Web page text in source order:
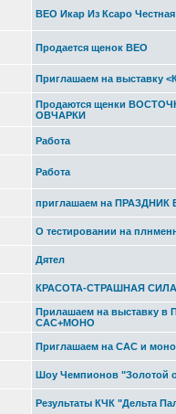
ВЕО Икар Из Ксаро
Продается щенок ВЕО
Приглашаем на выставку
Продаются щенки
ОВЧАРКИ
Работа
Работа
приглашаем на
О тестировании на
Дятел
КРАСОТА-СТРАШНАЯ
Прилашаем на выставку в
САС+МОНО
Приглашаем на САС и
Шоу Чемпионов "Золотой
Результаты КЧК "Дельта